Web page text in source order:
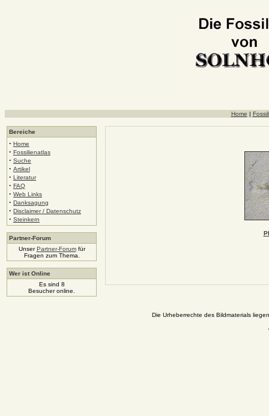
Home |
Bereiche
· Home
· Fossilienatlas
· Suche
· Artikel
· Literatur
· FAQ
· Web Links
· Danksagung
· Disclaimer / Datenschutz
· Steinkern
Partner-Forum
UnserPartner-Forumfür
Fragen zum Thema.
Wer ist Online
Es sind 8
Besucher online.
Die Urheberrechte des Bildmaterials